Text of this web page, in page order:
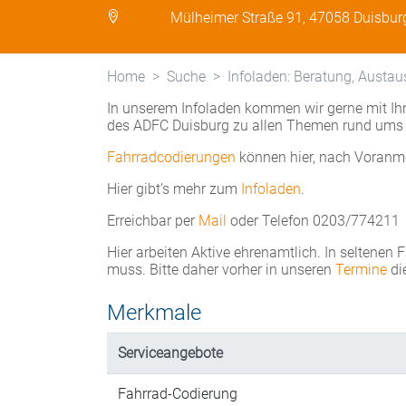
Mülheimer Straße 91, 47058
Home Suche
Infoladen: Beratung,
In unserem Infoladen kommen wir gerne mit
des ADFC Duisburg zu allen Themen rund
Fahrradcodierungen können hier, nach
Hier gibt’s mehr zum Infoladen.
Erreichbar per Mail oder Telefon 0203/774211
Hier arbeiten Aktive ehrenamtlich. In seltenen
muss. Bitte daher vorher in unseren Termine
Merkmale
Serviceangebote
Fahrrad-Codierung